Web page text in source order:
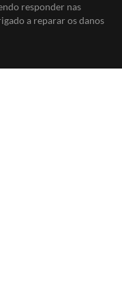
responder nas
a reparar os danos